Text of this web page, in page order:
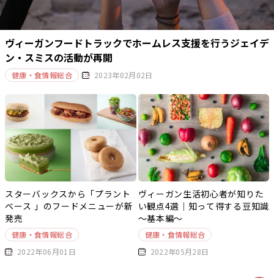
ヴィーガンフードトラックでホームレス支援を行うジェイデ
ン・スミスの活動が再開
健康・食情報総合 2023年02月02日
スターバックスから「プラント
ベース 」のフードメニューが新
発売
健康・食情報総合
2022年06月01日
ヴィーガン生活初心者が知りた
い観点4選｜知って得する豆知識
～基本編～
健康・食情報総合
2022年05月28日